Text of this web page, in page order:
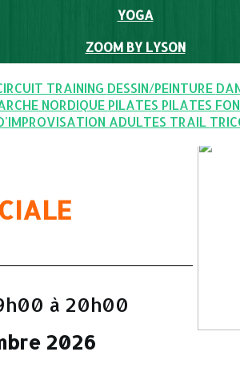
YOGA
ZOOM BY LYSON
TRAINING DESSIN/PEINTURE
NORDIQUE PILATES PILATES
ADULTES TRAIL
à 20h00
2026